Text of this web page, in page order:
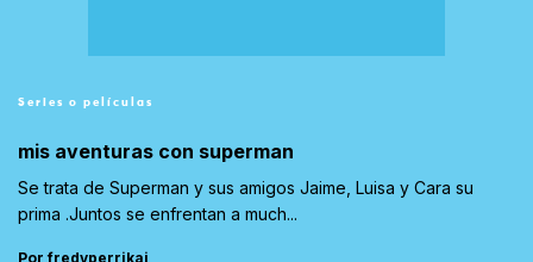
Series o películas
mis aventuras con superman
Se trata de Superman y sus amigos Jaime, Luisa y Cara su
prima .Juntos se enfrentan a much...
Por fredyperrikai